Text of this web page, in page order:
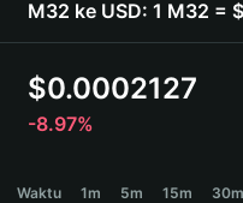
Bahasa Indonesia
ภาษาไทย
Español
Español (Argentina)
M32 ke USD: 1 M32 =
$0.0002127
-8.97%
Waktu 1m 5m 15m 30m